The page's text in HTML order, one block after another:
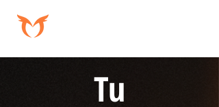
Tu